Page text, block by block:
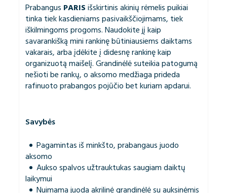
Prabangus PARISišskirtinis akinių rėmelis puikiai
tinka tiek kasdieniams pasivaikščiojimams, tiek
iškilmingoms progoms. Naudokite jį kaip
savarankišką mini rankinę būtiniausiems daiktams
vakarais, arba įdėkite į didesnę rankinę kaip
organizuotą maišelį. Grandinėlė suteikia patogumą
nešioti be rankų, o aksomo medžiaga prideda
rafinuoto prabangos pojūčio bet kuriam apdarui.
Savybės
Pagamintas iš minkšto, prabangaus juodo
aksomo
Aukso spalvos užtrauktukas saugiam daiktų
laikymui
Nuimama juoda akrilinė grandinėlė su auksinėmis